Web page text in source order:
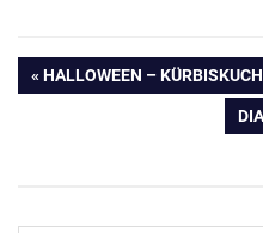
VORHERIGER
BEITRAG:
HALLOWEEN –